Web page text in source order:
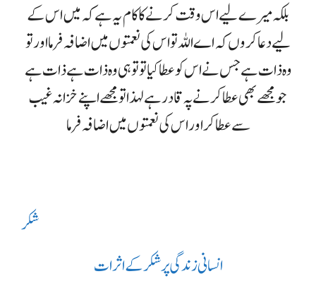
بلکہ میرے لیے اس وقت کرنے کا کام یہ ہے کہ میں اس کے
لیے دعا کروں کہ اے اللہ تو اس کی نعمتوں میں اضافہ فرما اور تو
وہ ذات ہے جس نے اس کو عطا کیا تو تو ہی وہ ذات ہے ذات ہے
جو مجھے بھی عطا کرنے پہ قادر ہے لہذا تو مجھے اپنے خزانہ غیب
سے عطا کر اور اس کی نعمتوں میں اضافہ فرما
شکر
انسانی زندگی پر شکر کے اثرات